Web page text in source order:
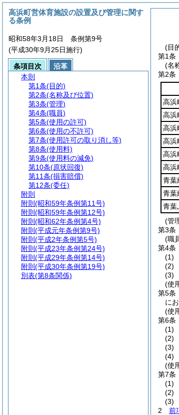
(目
第1条
(名
第2条
高浜
高浜
高浜
高浜
高浜
高浜
青葉
青葉
青葉
(管
第3条
(職
第4条
(1)
(2)
(3)
(使
第5条
に
(使
第6条
(1)
(2)
(3)
(4)
(使
第7条
(1)
(2)
(3)
2
前
高浜町営体育施設の設置及び管理に関す
る条例
昭和58年3月18日 条例第9号
(平成30年9月25日施行)
条項目次
沿革
本則
第1条(目的)
第2条(名称及び位置)
第3条(管理)
第4条(職員)
第5条(使用の許可)
第6条(使用の不許可)
第7条(使用許可の取り消し等)
第8条(使用料)
第9条(使用料の減免)
第10条(原状回復)
第11条(損害賠償)
第12条(委任)
附則
附則 (昭和59年条例第11号)
附則 (昭和59年条例第12号)
附則 (昭和62年条例第4号)
附則 (平成元年条例第9号)
附則 (平成2年条例第5号)
附則 (平成23年条例第24号)
附則 (平成29年条例第14号)
附則 (平成30年条例第19号)
別表(第8条関係)